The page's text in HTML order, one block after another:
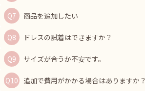
商品を追加したい
ドレスの試着はできますか？
サイズが合うか不安です。
追加で費用がかかる場合はありますか？